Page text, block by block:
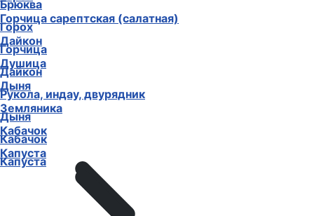
Горчица сарептская (салатная)
Дайкон
Душица
Дыня
Земляника
Кабачок
Капуста
Брюква
Горох
Горчица
Дайкон
Рукола, индау, двурядник
Дыня
Кабачок
Капуста